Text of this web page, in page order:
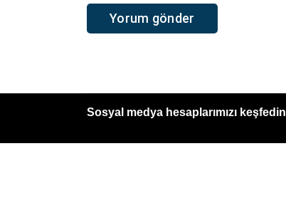
Sosyal medya hesaplarımızı keşfedin